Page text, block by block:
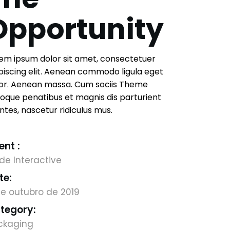
ipsum dolor sit amet, consectetuer
elit. Aenean commodo ligula eget
Aenean massa. Cum sociis Theme
penatibus et magnis dis parturient
nascetur ridiculus mus.
:
Interactive
outubro de 2019